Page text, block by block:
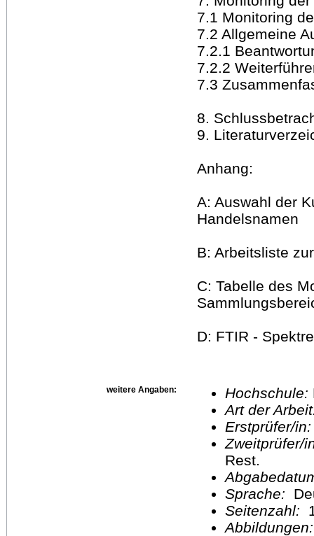
7.1 Monitoring
7.2 Allgemeine
7.2.1
7.2.2
7.3
8.
9.
Anhang:
A: Auswahl der
Handelsnamen
B: Arbeitsliste
C: Tabelle des
D: FTIR -
weitere Angaben: Hochschule:
Art der
Erstprüfer/
Rest.
Sprache:
Seitenzahl: